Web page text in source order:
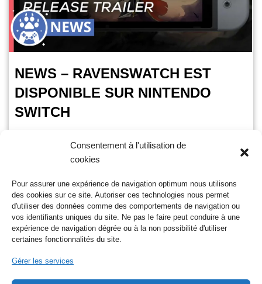
Consentement à l'utilisation de
cookies
Pour assurer une expérience de navigation optimum nous utilisons
des cookies sur ce site. Autoriser ces technologies nous permet
d'utiliser des données comme des comportements de navigation ou
vos identifiants uniques du site. Ne pas le faire peut conduire à une
expérience de navigation dégrée ou à la non possibilité d'utiliser
certaines fonctionnalités du site.
Gérer les services
NEWS – RAVENSWATCH EST
DISPONIBLE SUR NINTENDO
SWITCH
Temps de lecture :< 1
disponible sur Nintendo Switch depuis le 23 janvier 2025. Il
bénéficie des mêmes fonctionnalités que les versions
PlayStation, Xbox… Lire la suite »